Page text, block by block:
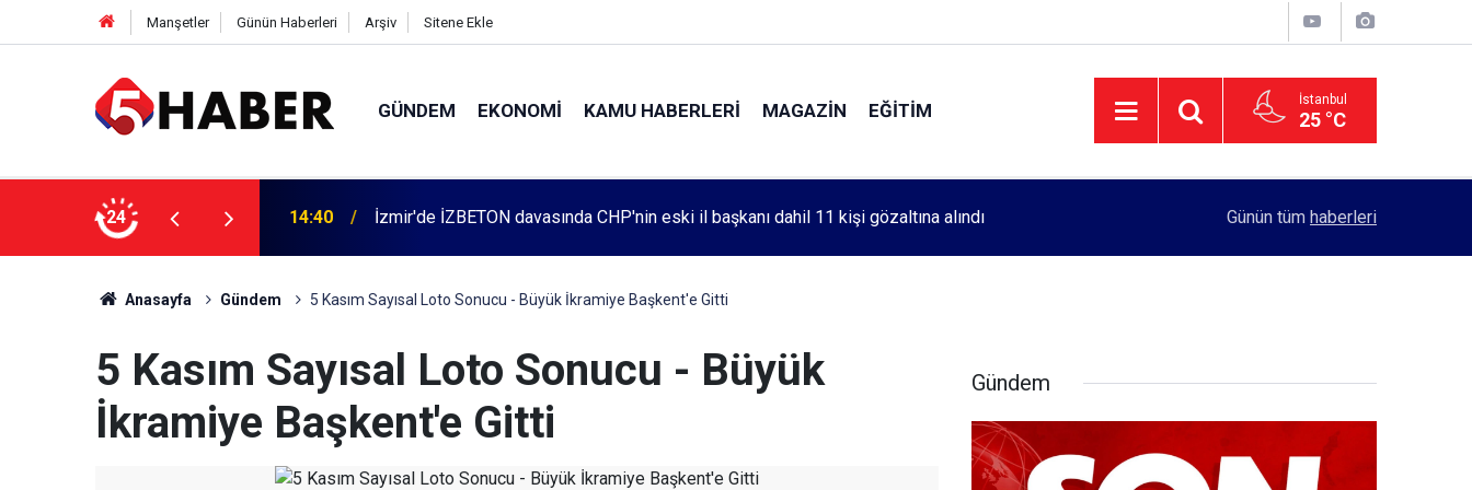
Manşetler Günün Haberleri Arşiv Sitene Ekle
GÜNDEM EKONOMI KAMU HABERLERI MAGAZIN EĞITIM İstanbul
25 °C
24
dahil 11 kişi gözaltına alındı 13:55 Cumartesi anneleri 1083. haftada Mehmet Özdemir için adalet aradı Rektörlük, kadın öğrencilerin güvenliği için
Günün tüm haberleri
Anasayfa Gündem 5 Kasım Sayısal Loto Sonucu - Büyük İkramiye Başkent'e Gitti
5 Kasım Sayısal Loto Sonucu - Büyük
İkramiye Başkent'e Gitti
Gündem